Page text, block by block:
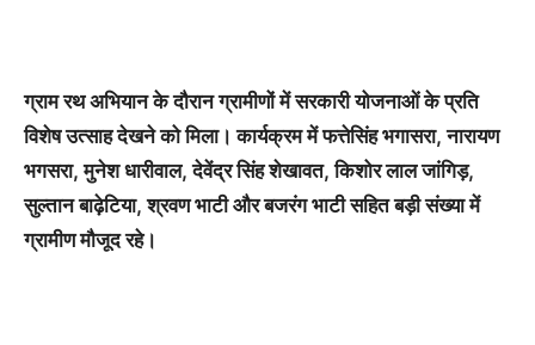
ग्राम रथ अभियान के दौरान ग्रामीणों में सरकारी योजनाओं के प्रति
विशेष उत्साह देखने को मिला। कार्यक्रम में फत्तेसिंह भगासरा, नारायण
भगसरा, मुनेश धारीवाल, देवेंद्र सिंह शेखावत, किशोर लाल जांगिड़,
सुल्तान बाढ़ेटिया, श्रवण भाटी और बजरंग भाटी सहित बड़ी संख्या में
ग्रामीण मौजूद रहे।